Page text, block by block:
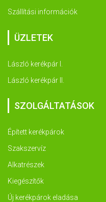
Szállítási információk
ÜZLETEK
László kerékpár I.
László kerékpár II.
SZOLGÁLTATÁSOK
Épített kerékpárok
Szakszervíz
Alkatrészek
Kiegészítők
Új kerékpárok eladása